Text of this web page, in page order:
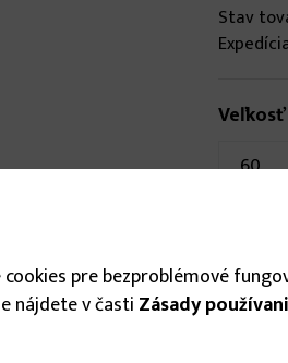
Stav
Veľkosť
60
pre bezproblémové
nájdete v časti Zásady